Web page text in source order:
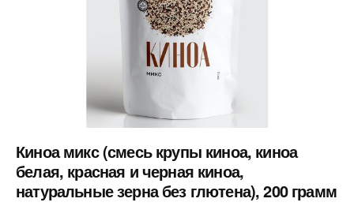
Киноа микс (смесь крупы киноа, киноа
белая, красная и черная киноа,
натуральные зерна без глютена), 200 грамм